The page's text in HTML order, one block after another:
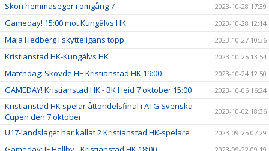
Skön hemmaseger i omgång 7 2023-10-28 17:39
Gameday! 15:00 mot Kungälvs HK 2023-10-28 12:14
Maja Hedberg i skytteligans topp 2023-10-27 10:36
Kristianstad HK-Kungälvs HK 2023-10-25 13:54
Matchdag: Skövde HF-Kristianstad HK 19:00 2023-10-24 12:50
GAMEDAY! Kristianstad HK - BK Heid 7 oktober 15:00 2023-10-06 16:24
Kristianstad HK spelar åttondelsfinal i ATG Svenska
Cupen den 7 oktober
2023-10-02 18:36
U17-landslaget har kallat 2 Kristianstad HK-spelare 2023-09-25 07:29